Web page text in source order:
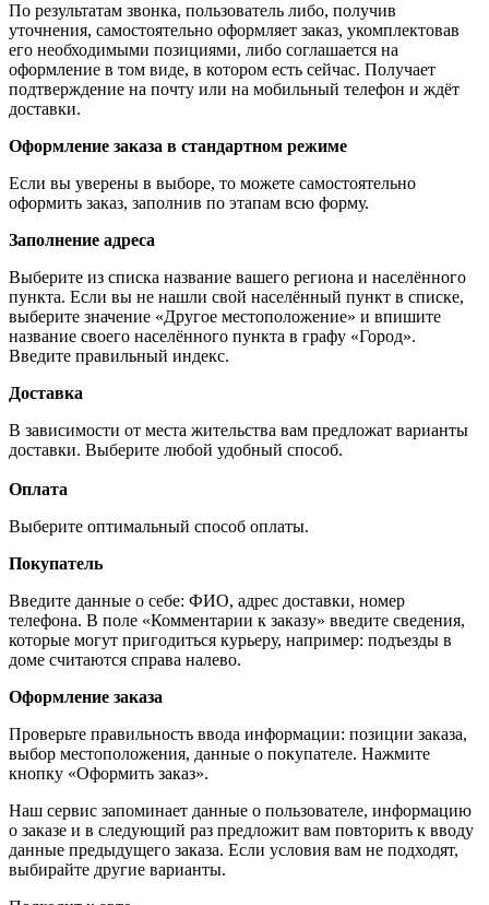
По результатам звонка, пользователь либо, получив
уточнения, самостоятельно оформляет заказ, укомплектовав
его необходимыми позициями, либо соглашается на
оформление в том виде, в котором есть сейчас. Получает
подтверждение на почту или на мобильный телефон и ждёт
доставки.
Оформление заказа в стандартном режиме
Если вы уверены в выборе, то можете самостоятельно
оформить заказ, заполнив по этапам всю форму.
Заполнение адреса
Выберите из списка название вашего региона и населённого
пункта. Если вы не нашли свой населённый пункт в списке,
выберите значение «Другое местоположение» и впишите
название своего населённого пункта в графу «Город».
Введите правильный индекс.
Доставка
В зависимости от места жительства вам предложат варианты
доставки. Выберите любой удобный способ.
Оплата
Выберите оптимальный способ оплаты.
Покупатель
Введите данные о себе: ФИО, адрес доставки, номер
телефона. В поле «Комментарии к заказу» введите сведения,
которые могут пригодиться курьеру, например: подъезды в
доме считаются справа налево.
Оформление заказа
Проверьте правильность ввода информации: позиции заказа,
выбор местоположения, данные о покупателе. Нажмите
кнопку «Оформить заказ».
Наш сервис запоминает данные о пользователе, информацию
о заказе и в следующий раз предложит вам повторить к вводу
данные предыдущего заказа. Если условия вам не подходят,
выбирайте другие варианты.